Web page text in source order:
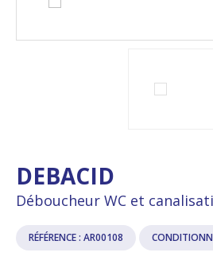
DEBACID
Déboucheur WC et
RÉFÉRENCE : AR00108